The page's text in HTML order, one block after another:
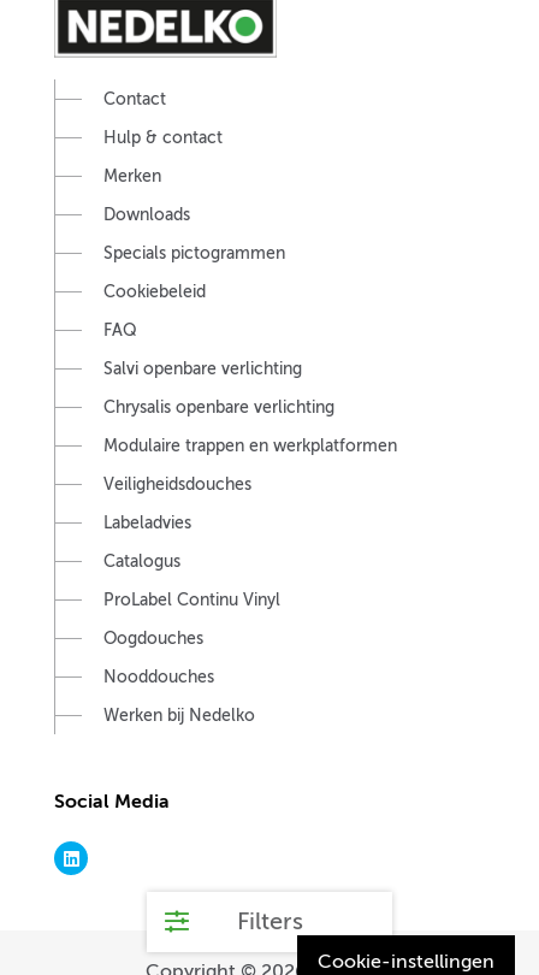
Filters
Contact
Hulp & contact
Merken
Downloads
Specials pictogrammen
Cookiebeleid
FAQ
Salvi openbare verlichting
Chrysalis openbare verlichting
Modulaire trappen en werkplatformen
Veiligheidsdouches
Labeladvies
Catalogus
ProLabel Continu Vinyl
Oogdouches
Nooddouches
Werken bij Nedelko
Social Media
Cookie-instellingen